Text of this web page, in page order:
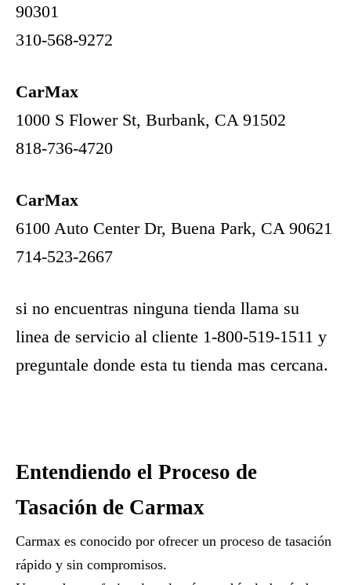
90301
310-568-9272
CarMax
1000 S Flower St, Burbank, CA 91502
818-736-4720
CarMax
6100 Auto Center Dr, Buena Park, CA 90621
714-523-2667
si no encuentras ninguna tienda llama su
linea de servicio al cliente 1-800-519-1511 y
preguntale donde esta tu tienda mas cercana.
Entendiendo el Proceso de
Tasación de Carmax
Carmax es conocido por ofrecer un proceso de tasación
rápido y sin compromisos.